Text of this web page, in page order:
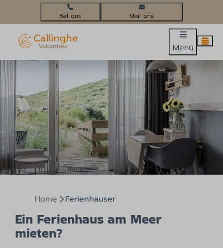
+31(0)224 58 3452 info@callinghevakanties.nl
Menü
Home Ferienhäuser
Ein Ferienhaus am Meer
mieten?